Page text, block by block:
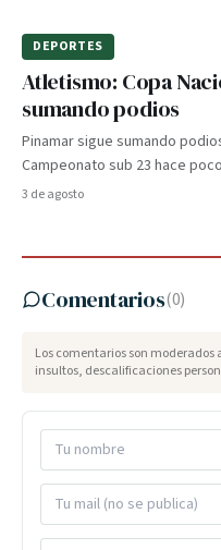
DEPORTES
Atletismo: Copa
sumando podios
Pinamar sigue sumando
Campeonato sub 23 hace
3 de agosto
Comentarios(0)
Los comentarios son moderados
insultos, descalificaciones